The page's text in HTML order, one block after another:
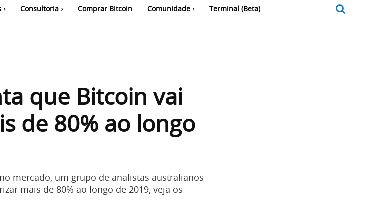
Consultoria Comprar Bitcoin Comunidade Terminal (Beta)
que Bitcoin vai
de 80% ao longo
mercado, um grupo de analistas australianos
mais de 80% ao longo de 2019, veja os